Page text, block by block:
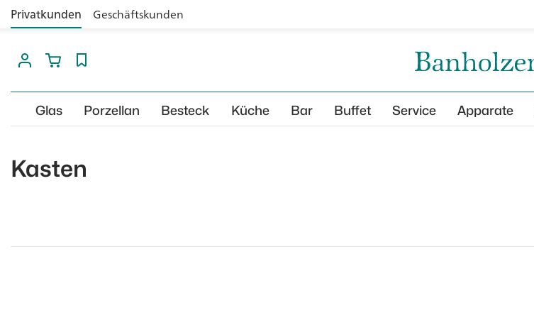
Privatkunden Geschäftskunden
Glas Porzellan Besteck Küche Bar Buffet Service Apparate
Kasten